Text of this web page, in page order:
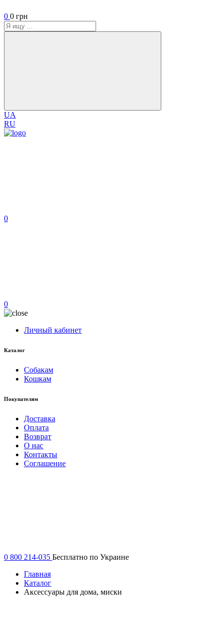
0 0 грн
UA
RU
0
0
Личный кабинет
Каталог
Собакам
Кошкам
Покупателям
Доставка
Оплата
Возврат
О нас
Контакты
Соглашение
0 800 214-035 Бесплатно по Украине
Главная
Каталог
Аксессуары для дома, миски